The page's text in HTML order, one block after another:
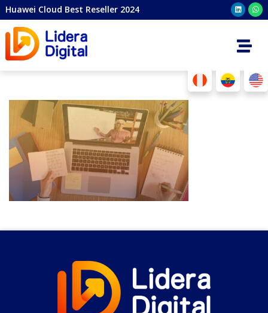
Huawei Cloud Best Reseller 2024